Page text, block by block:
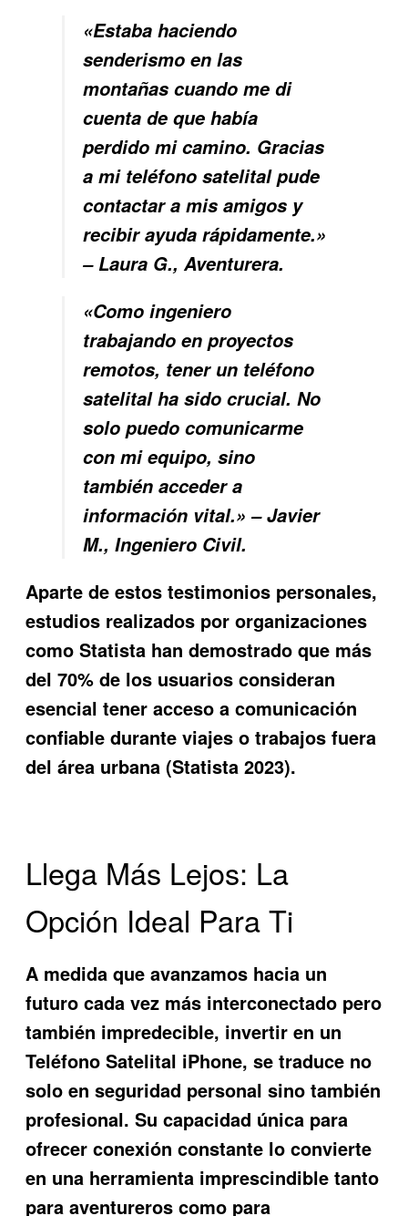
«Estaba haciendo
senderismo en las
montañas cuando me di
cuenta de que había
perdido mi camino. Gracias
a mi teléfono satelital pude
contactar a mis amigos y
recibir ayuda rápidamente.»
– Laura G., Aventurera.
«Como ingeniero
trabajando en proyectos
remotos, tener un teléfono
satelital ha sido crucial. No
solo puedo comunicarme
con mi equipo, sino
también acceder a
información vital.» – Javier
M., Ingeniero Civil.
Aparte de estos testimonios personales,
estudios realizados por organizaciones
como Statista han demostrado que más
del 70% de los usuarios consideran
esencial tener acceso a comunicación
confiable durante viajes o trabajos fuera
del área urbana (Statista 2023).
Llega Más Lejos: La
Opción Ideal Para Ti
A medida que avanzamos hacia un
futuro cada vez más interconectado pero
también impredecible, invertir en un
Teléfono Satelital iPhone, se traduce no
solo en seguridad personal sino también
profesional. Su capacidad única para
ofrecer conexión constante lo convierte
en una herramienta imprescindible tanto
para aventureros como para